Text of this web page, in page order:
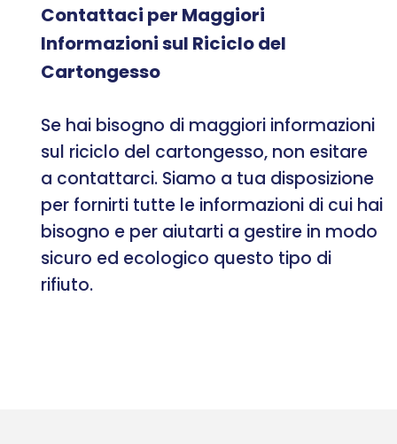
Contattaci per Maggiori
Informazioni sul Riciclo del
Cartongesso
Se hai bisogno di maggiori informazioni
sul riciclo del cartongesso, non esitare
a contattarci. Siamo a tua disposizione
per fornirti tutte le informazioni di cui hai
bisogno e per aiutarti a gestire in modo
sicuro ed ecologico questo tipo di
rifiuto.